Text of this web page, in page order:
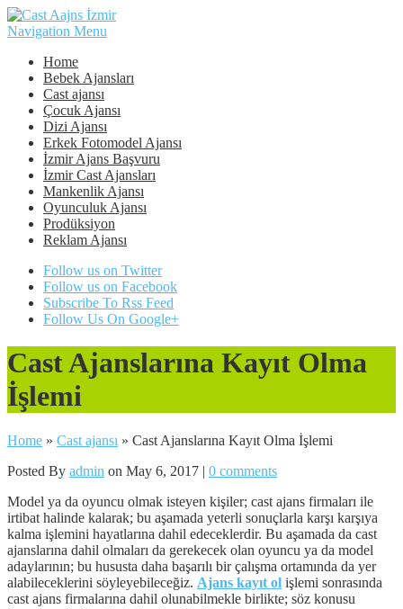
Navigation Menu
Home
Bebek Ajansları
Cast ajansı
Çocuk Ajansı
Dizi Ajansı
Erkek Fotomodel Ajansı
İzmir Ajans Başvuru
İzmir Cast Ajansları
Mankenlik Ajansı
Oyunculuk Ajansı
Prodüksiyon
Reklam Ajansı
Follow us on Twitter
Follow us on Facebook
Subscribe To Rss Feed
Follow Us On Google+
Cast Ajanslarına Kayıt Olma
İşlemi
Home » Cast ajansı » Cast Ajanslarına Kayıt Olma İşlemi
Posted By admin on May 6, 2017 | 0 comments
Model ya da oyuncu olmak isteyen kişiler; cast ajans firmaları ile
irtibat halinde kalarak; bu aşamada yeterli sonuçlarla karşı karşıya
kalma işlemini hayatlarına dahil edeceklerdir. Bu aşamada da cast
ajanslarına dahil olmaları da gerekecek olan oyuncu ya da model
adaylarının; bu hususta daha başarılı bir çalışma ortamında da yer
alabileceklerini söyleyebileceğiz. Ajans kayıt ol işlemi sonrasında
cast ajans firmalarına dahil olunabilmekle birlikte; söz konusu